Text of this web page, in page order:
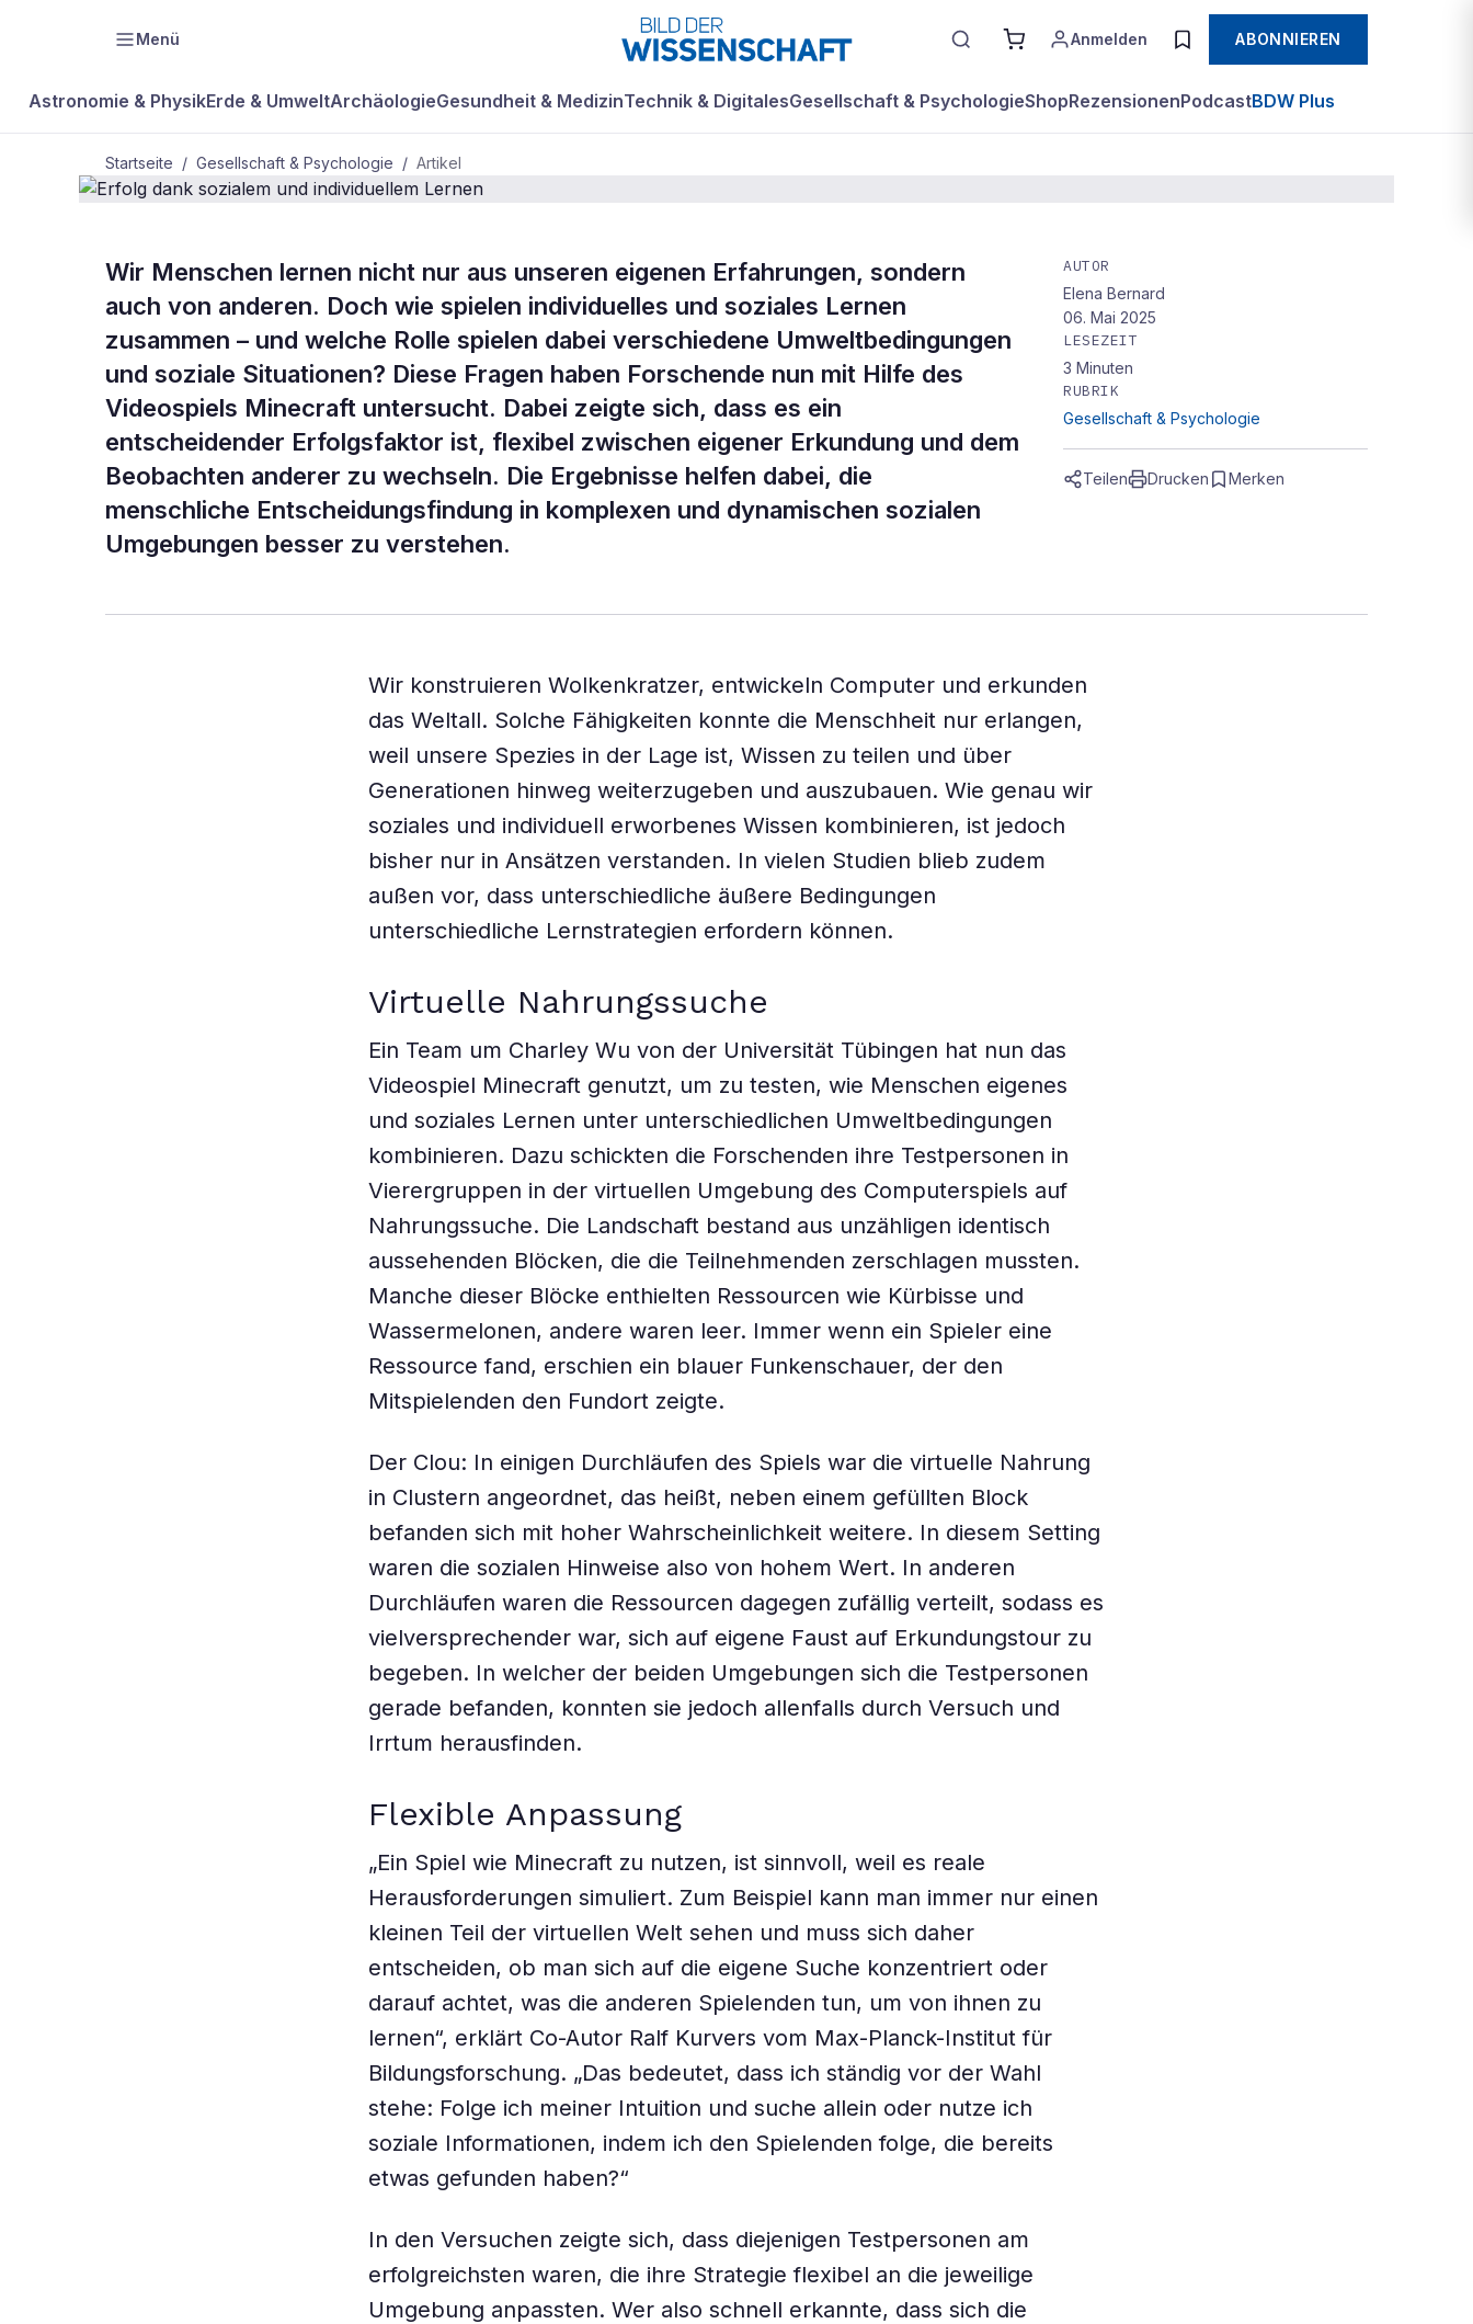
Menü Anmelden ABONNIEREN
Astronomie & PhysikErde & UmweltArchäologieGesundheit & MedizinTechnik & DigitalesGesellschaft & PsychologieShopRezensionenPodcastBDW Plus
Startseite / Gesellschaft & Psychologie / Artikel
GESELLSCHAFT & PSYCHOLOGIE
Erfolg dank sozialem und
individuellem Lernen
Wir Menschen lernen nicht nur aus unseren eigenen Erfahrungen, sondern
auch von anderen. Doch wie spielen individuelles und soziales Lernen
zusammen – und welche Rolle spielen dabei verschiedene Umweltbedingungen
und soziale Situationen? Diese Fragen haben Forschende nun mit Hilfe des
Videospiels Minecraft untersucht. Dabei zeigte sich, dass es ein
entscheidender Erfolgsfaktor ist, flexibel zwischen eigener Erkundung und dem
Beobachten anderer zu wechseln. Die Ergebnisse helfen dabei, die
menschliche Entscheidungsfindung in komplexen und dynamischen sozialen
Umgebungen besser zu verstehen.
AUTOR
Elena Bernard
06. Mai 2025
LESEZEIT
3 Minuten
RUBRIK
Gesellschaft & Psychologie
Teilen Drucken Merken
Wir konstruieren Wolkenkratzer, entwickeln Computer und erkunden
das Weltall. Solche Fähigkeiten konnte die Menschheit nur erlangen,
weil unsere Spezies in der Lage ist, Wissen zu teilen und über
Generationen hinweg weiterzugeben und auszubauen. Wie genau wir
soziales und individuell erworbenes Wissen kombinieren, ist jedoch
bisher nur in Ansätzen verstanden. In vielen Studien blieb zudem
außen vor, dass unterschiedliche äußere Bedingungen
unterschiedliche Lernstrategien erfordern können.
Virtuelle Nahrungssuche
Ein Team um Charley Wu von der Universität Tübingen hat nun das
Videospiel Minecraft genutzt, um zu testen, wie Menschen eigenes
und soziales Lernen unter unterschiedlichen Umweltbedingungen
kombinieren. Dazu schickten die Forschenden ihre Testpersonen in
Vierergruppen in der virtuellen Umgebung des Computerspiels auf
Nahrungssuche. Die Landschaft bestand aus unzähligen identisch
aussehenden Blöcken, die die Teilnehmenden zerschlagen mussten.
Manche dieser Blöcke enthielten Ressourcen wie Kürbisse und
Wassermelonen, andere waren leer. Immer wenn ein Spieler eine
Ressource fand, erschien ein blauer Funkenschauer, der den
Mitspielenden den Fundort zeigte.
Der Clou: In einigen Durchläufen des Spiels war die virtuelle Nahrung
in Clustern angeordnet, das heißt, neben einem gefüllten Block
befanden sich mit hoher Wahrscheinlichkeit weitere. In diesem Setting
waren die sozialen Hinweise also von hohem Wert. In anderen
Durchläufen waren die Ressourcen dagegen zufällig verteilt, sodass es
vielversprechender war, sich auf eigene Faust auf Erkundungstour zu
begeben. In welcher der beiden Umgebungen sich die Testpersonen
gerade befanden, konnten sie jedoch allenfalls durch Versuch und
Irrtum herausfinden.
Flexible Anpassung
„Ein Spiel wie Minecraft zu nutzen, ist sinnvoll, weil es reale
Herausforderungen simuliert. Zum Beispiel kann man immer nur einen
kleinen Teil der virtuellen Welt sehen und muss sich daher
entscheiden, ob man sich auf die eigene Suche konzentriert oder
darauf achtet, was die anderen Spielenden tun, um von ihnen zu
lernen“, erklärt Co-Autor Ralf Kurvers vom Max-Planck-Institut für
Bildungsforschung. „Das bedeutet, dass ich ständig vor der Wahl
stehe: Folge ich meiner Intuition und suche allein oder nutze ich
soziale Informationen, indem ich den Spielenden folge, die bereits
etwas gefunden haben?“
In den Versuchen zeigte sich, dass diejenigen Testpersonen am
erfolgreichsten waren, die ihre Strategie flexibel an die jeweilige
Umgebung anpassten. Wer also schnell erkannte, dass sich die